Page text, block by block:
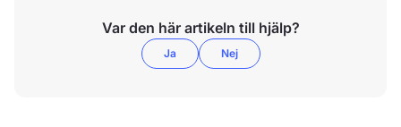
Var den här artikeln till hjälp?
Ja Nej